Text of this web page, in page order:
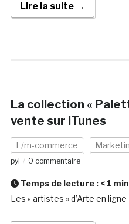
Lire la suite →
La collection «
vente sur iTunes
E/m-commerce
pyl
0 commentaire
Temps de lecture : < 1 min
Les « artistes » d’Arte en ligne